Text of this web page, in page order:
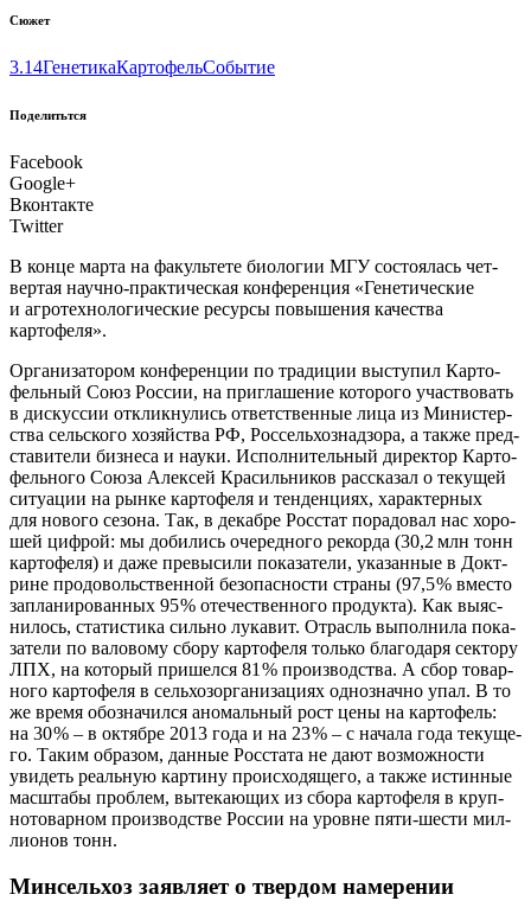
Сюжет
3.14ГенетикаКартофельСобытие
Поделитьтся
Facebook
Google+
Вконтакте
Twitter
В кон­це мар­та на факуль­те­те био­ло­гии МГУ состо­я­лась чет­
вер­тая науч­но-прак­ти­че­ская кон­фе­рен­ция «Гене­ти­че­ские
и агро­тех­но­ло­ги­че­ские ресур­сы повы­ше­ния ­каче­ства
картофеля».
Орга­ни­за­то­ром кон­фе­рен­ции по тра­ди­ции высту­пил Кар­то­
фель­ный Союз Рос­сии, на при­гла­ше­ние кото­рого участ­во­вать
в дис­кус­сии отклик­ну­лись ответ­ствен­ные лица из Мини­стер­
ства сель­ско­го хозяй­ства РФ, Рос­сель­хоз­над­зо­ра, а так­же пред­
ста­ви­те­ли биз­не­са и нау­ки. Испол­ни­тель­ный дирек­тор Кар­то­
фель­но­го Cою­за Алек­сей Кра­силь­ни­ков рас­ска­зал о теку­щей
ситу­а­ции на рын­ке кар­то­фе­ля и тен­ден­ци­ях, харак­тер­ных
для ново­го сезо­на. Так, в декаб­ре Рос­стат пора­до­вал нас хоро­
шей циф­рой: мы доби­лись оче­ред­но­го рекор­да (30,2 млн тонн
кар­то­фе­ля) и даже пре­вы­си­ли пока­за­те­ли, ука­зан­ные в Докт­
рине про­до­воль­ствен­ной без­опас­но­сти стра­ны (97,5 % вме­сто
запла­ни­ро­ван­ных 95 % оте­че­ствен­но­го про­дук­та). Как выяс­
ни­лось, ста­ти­сти­ка силь­но лука­вит. Отрасль выпол­ни­ла пока­
за­те­ли по вало­во­му сбо­ру кар­то­фе­ля толь­ко бла­го­да­ря сек­то­ру
ЛПХ, на кото­рый при­шел­ся 81 % про­из­вод­ства. А сбор товар­
но­го кар­то­фе­ля в сель­хоз­ор­га­ни­за­ци­ях одно­знач­но упал. В то
же вре­мя обо­зна­чил­ся ано­маль­ный рост цены на кар­то­фель:
на 30 % – в октяб­ре 2013 года и на 23 % – с нача­ла года теку­ще­
го. Таким обра­зом, дан­ные Рос­ста­та не дают воз­мож­но­сти
уви­деть реаль­ную кар­ти­ну про­ис­хо­дя­ще­го, а так­же истин­ные
мас­шта­бы про­блем, выте­кающих из сбо­ра кар­то­фе­ля в круп­
но­то­вар­ном про­из­вод­стве Рос­сии на уровне пяти-шести мил­
ли­о­нов тонн.
Минсельхоз заявляет о твердом намерении